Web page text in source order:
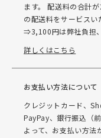
ます。 配送料の合計
の配送料をサービス
⇒3,100円は弊社負担
詳しくはこちら
お支払い方法について
クレジットカード、
PayPay、銀行振込（
よって、お支払い方法